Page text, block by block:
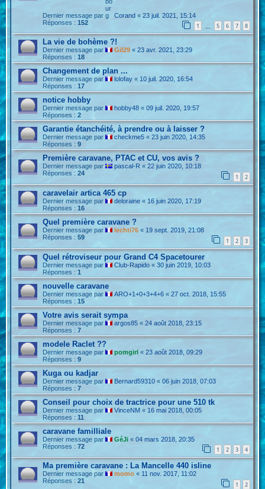
Dernier message par Corand «23 juil. 2021, 15:14
Réponses :152 1 5 6 7 8
La vie de bohème ?!
Dernier message par Gil29 «23 avr. 2021, 23:29
Réponses :18
Changement de plan ...
Dernier message par lolofay « 10 juil. 2020, 16:54
Réponses :17
notice hobby
Dernier message par hobby48 «09 juil. 2020, 19:57
Réponses :2
Garantie étanchéité, à prendre ou à laisser ?
Dernier message par checkme5 «23 juin 2020, 14:35
Réponses :9
Première caravane, PTAC et CU, vos avis ?
Dernier message par pascal-R «22 juin 2020, 10:18
Réponses :24 1 2
caravelair artica 465 cp
Dernier message par deloraine « 16 juin 2020, 17:19
Réponses :16
Quel première caravane ?
Dernier message par lechti76 « 19 sept. 2019, 21:08
Réponses :59 1 2 3
Quel rétroviseur pour Grand C4 Spacetourer
Dernier message par Club-Rapido «30 juin 2019, 10:03
Réponses :1
nouvelle caravane
Dernier message par ARO+1+0+3+4+6 «27 oct. 2018, 15:55
Réponses :15
Votre avis serait sympa
Dernier message par argos85 «24 août 2018, 23:15
Réponses :7
modele Raclet ??
Dernier message par pomgirl «23 août 2018, 09:29
Réponses :9
Kuga ou kadjar
Dernier message par Bernard59310 «06 juin 2018, 07:03
Réponses :7
Conseil pour choix de tractrice pour une 510 tk
Dernier message par VinceNM « 16 mai 2018, 00:05
Réponses :11
caravane familliale
Dernier message par GéJi «04 mars 2018, 20:35
Réponses :72 1 2 3 4
Ma première caravane : La Mancelle 440 isline
Dernier message par momo « 11 nov. 2017, 11:02
Réponses :21 1 2